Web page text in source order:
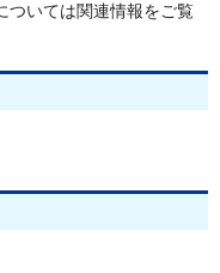
ついては関連情報をご覧